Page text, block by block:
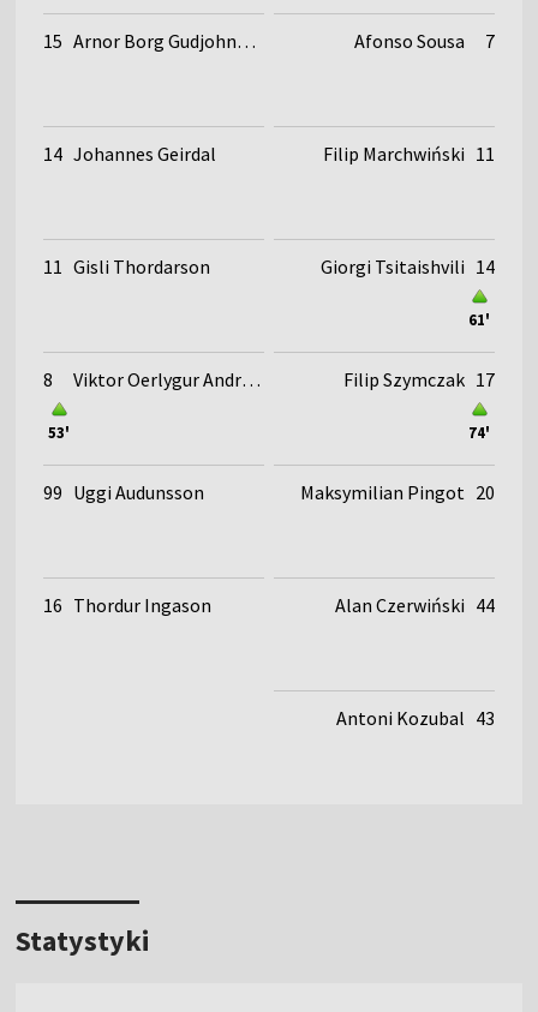
15 Arnor Borg Gudjohnsen
14 Johannes Geirdal
11 Gisli Thordarson
8 Viktor Oerlygur Andrason
53'
99 Uggi Audunsson
16 Thordur Ingason
Afonso Sousa 7
Filip Marchwiński 11
61'
Giorgi Tsitaishvili 14
74'
Filip Szymczak 17
Maksymilian Pingot 20
Alan Czerwiński 44
Antoni Kozubal 43
Statystyki